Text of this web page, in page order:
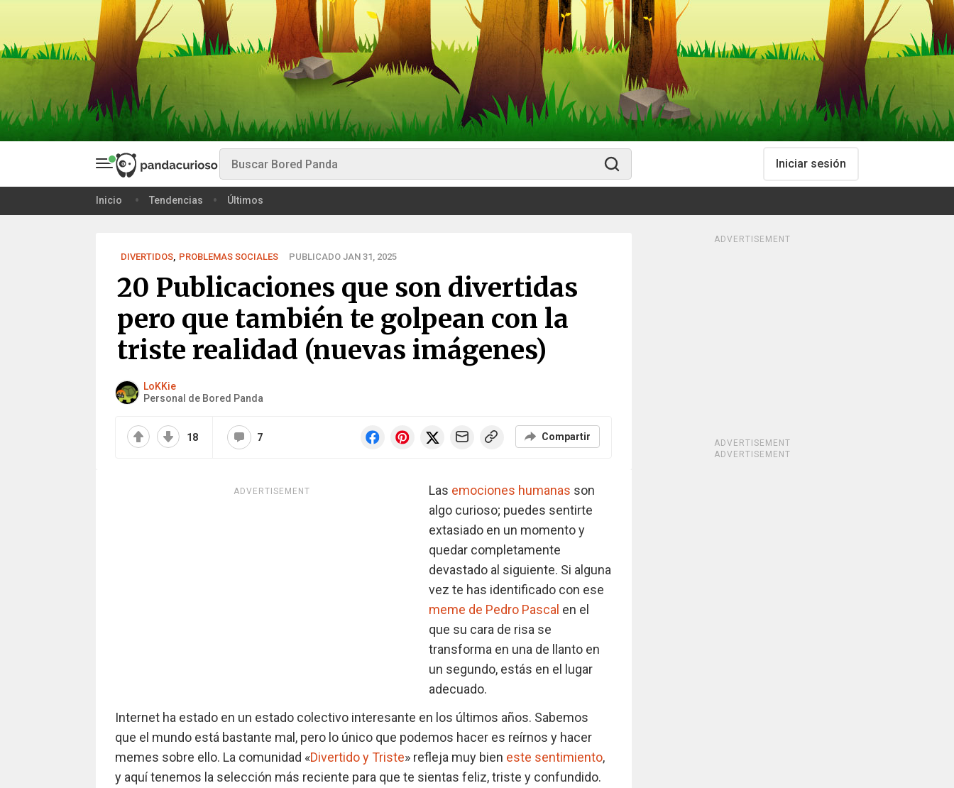
Iniciar sesión
Inicio Tendencias Últimos
DIVERTIDOS, PROBLEMAS SOCIALES PUBLICADO JAN 31, 2025
20 Publicaciones que son divertidas
pero que también te golpean con la
triste realidad (nuevas imágenes)
LoKKie
Personal de Bored Panda
18 7 Compartir
ADVERTISEMENT Las emociones humanas son
algo curioso; puedes sentirte
extasiado en un momento y
quedar completamente
devastado al siguiente. Si alguna
vez te has identificado con ese
meme de Pedro Pascal en el
que su cara de risa se
transforma en una de llanto en
un segundo, estás en el lugar
adecuado.
Internet ha estado en un estado colectivo interesante en los últimos años. Sabemos
que el mundo está bastante mal, pero lo único que podemos hacer es reírnos y hacer
memes sobre ello. La comunidad «Divertido y Triste» refleja muy bien este sentimiento,
y aquí tenemos la selección más reciente para que te sientas feliz, triste y confundido.
ADVERTISEMENT
ADVERTISEMENT
ADVERTISEMENT